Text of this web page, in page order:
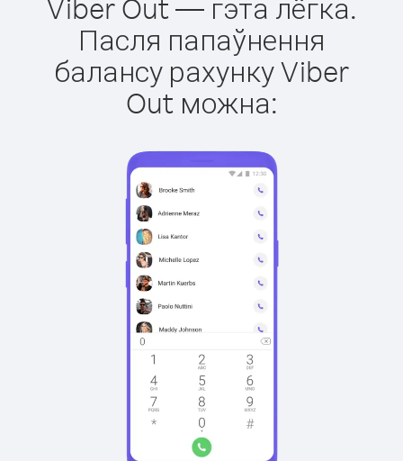
Viber Out — гэта лёгка.
Пасля папаўнення
балансу рахунку Viber
Out можна: